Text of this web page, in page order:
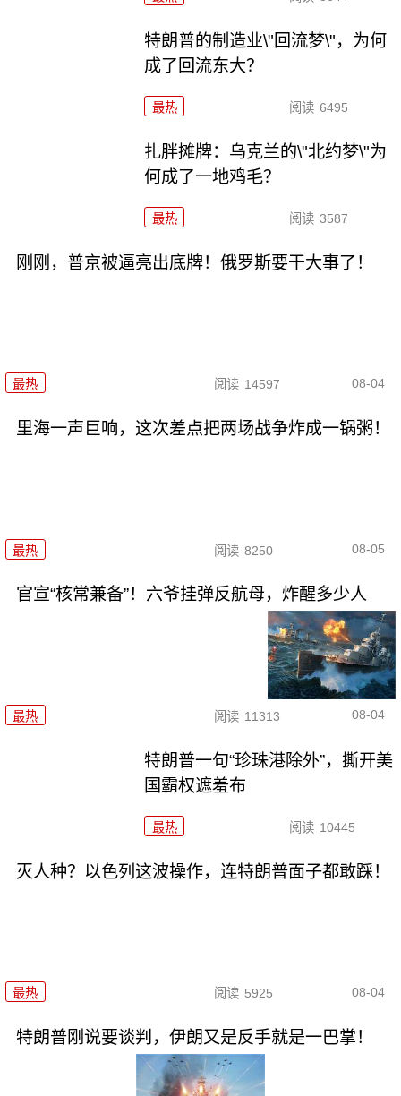
特朗普的制造业\"回流梦\"，为何
成了回流东大？
最热 阅读 6495
扎胖摊牌：乌克兰的\"北约梦\"为
何成了一地鸡毛？
最热 阅读 3587
刚刚，普京被逼亮出底牌！俄罗斯要干大事了！
最热 阅读 14597 08-04
里海一声巨响，这次差点把两场战争炸成一锅粥！
最热 阅读 8250 08-05
官宣“核常兼备”！六爷挂弹反航母，炸醒多少人
最热 阅读 11313 08-04
特朗普一句“珍珠港除外”，撕开美
国霸权遮羞布
最热 阅读 10445
灭人种？以色列这波操作，连特朗普面子都敢踩！
最热 阅读 5925 08-04
特朗普刚说要谈判，伊朗又是反手就是一巴掌！